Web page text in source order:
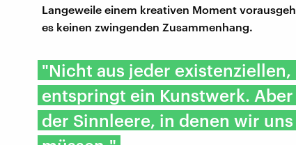
Langeweile einem kreativen Moment
es keinen zwingenden Zusammenhang.
"Nicht aus jeder
entspringt ein Kunstwerk.
der Sinnleere, in denen wir